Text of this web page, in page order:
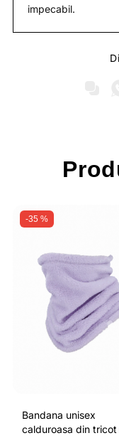
impecabil.
-35 %
Bandana unisex
calduroasa din tricot